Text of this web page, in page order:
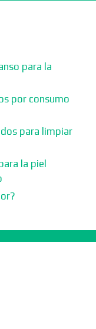
para la
por consumo
para limpiar
la piel